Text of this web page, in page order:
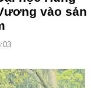
vào sản